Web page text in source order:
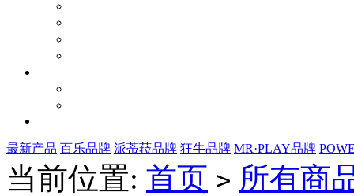
最新产品 百乐品牌 派蒂菈品牌 狂牛品牌 MR·PLAY品牌
当前位置: 首页 > 所有商